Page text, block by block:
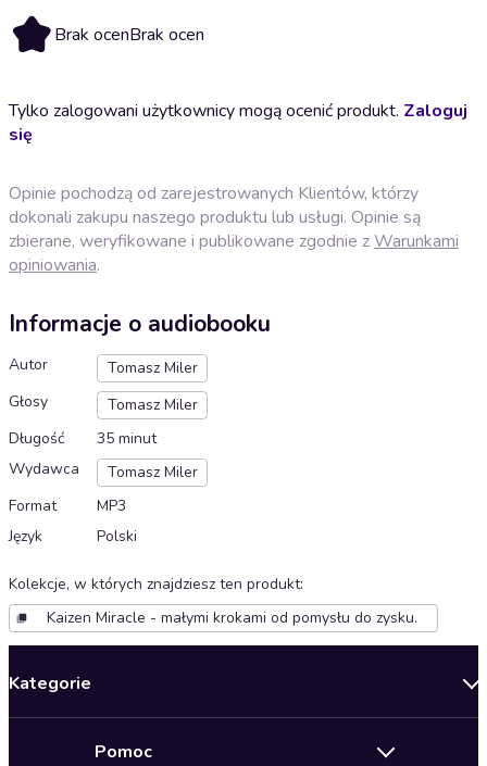
Brak ocenBrak ocen
Tylko zalogowani użytkownicy mogą ocenić produkt. Zaloguj
się
Opinie pochodzą od zarejestrowanych Klientów, którzy
dokonali zakupu naszego produktu lub usługi. Opinie są
zbierane, weryfikowane i publikowane zgodnie zWarunkami
opiniowania.
Informacje o audiobooku
Autor
Tomasz Miler
Głosy
Tomasz Miler
Długość
35 minut
Wydawca
Tomasz Miler
Format
MP3
Język
Polski
Kolekcje, w których znajdziesz ten produkt:
Kaizen Miracle - małymi krokami od pomysłu do zysku.
Kategorie
Pomoc